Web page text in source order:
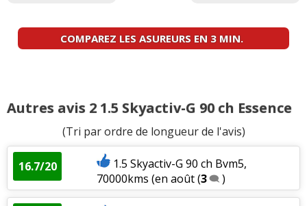
COMPAREZ LES ASUREURS EN 3 MIN.
Autres avis 2 1.5 Skyactiv-G 90 ch Essence
(Tri par ordre de longueur de l'avis)
16.7/20
1.5 Skyactiv-G 90 ch Bvm5,
70000kms (en août(3 )